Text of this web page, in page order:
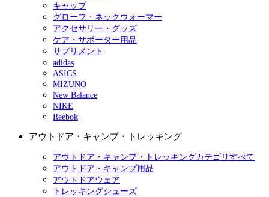
キャップ
グローブ・ネックウォーマー
アクセサリー・グッズ
ケア・サポーター用品
サプリメント
adidas
ASICS
MIZUNO
New Balance
NIKE
Reebok
アウトドア・キャンプ・トレッキング
アウトドア・キャンプ・トレッキングカテゴリすべて
アウトドア・キャンプ用品
アウトドアウェア
トレッキングシューズ